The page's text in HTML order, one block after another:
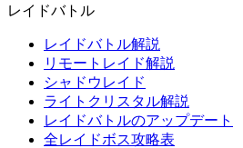
レイドバトル
レイドバトル解説
リモートレイド解説
シャドウレイド
ライトクリスタル解説
レイドバトルのアップデート
全レイドボス攻略表